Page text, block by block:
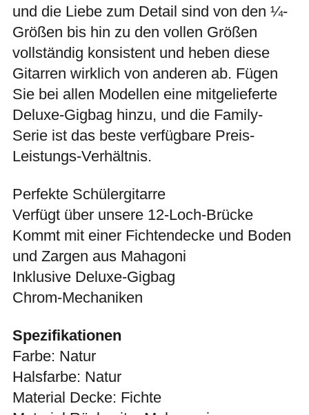
und die Liebe zum Detail sind von den ¼-
Größen bis hin zu den vollen Größen
vollständig konsistent und heben diese
Gitarren wirklich von anderen ab. Fügen
Sie bei allen Modellen eine mitgelieferte
Deluxe-Gigbag hinzu, und die Family-
Serie ist das beste verfügbare Preis-
Leistungs-Verhältnis.
Perfekte Schülergitarre
Verfügt über unsere 12-Loch-Brücke
Kommt mit einer Fichtendecke und Boden
und Zargen aus Mahagoni
Inklusive Deluxe-Gigbag
Chrom-Mechaniken
Spezifikationen
Farbe: Natur
Halsfarbe: Natur
Material Decke: Fichte